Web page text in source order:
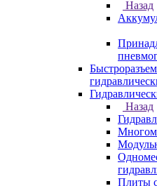
Назад
Назад
Плиты